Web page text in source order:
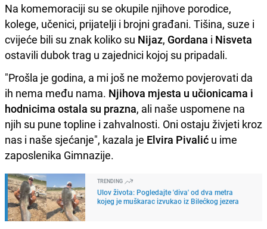
Na komemoraciji su se okupile njihove porodice,
kolege, učenici, prijatelji i brojni građani. Tišina, suze i
cvijeće bili su znak koliko su Nijaz, Gordana i Nisveta
ostavili dubok trag u zajednici kojoj su pripadali.
"Prošla je godina, a mi još ne možemo povjerovati da
ih nema među nama. Njihova mjesta u učionicama i
hodnicima ostala su prazna, ali naše uspomene na
njih su pune topline i zahvalnosti. Oni ostaju živjeti kroz
nas i naše sjećanje", kazala je Elvira Pivalić u ime
zaposlenika Gimnazije.
TRENDING
Ulov života: Pogledajte 'diva' od dva metra
kojeg je muškarac izvukao iz Bilećkog jezera